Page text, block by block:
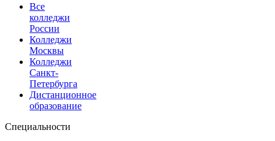
Все
колледжи
России
Колледжи
Москвы
Колледжи
Санкт-
Петербурга
Дистанционное
образование
Специальности